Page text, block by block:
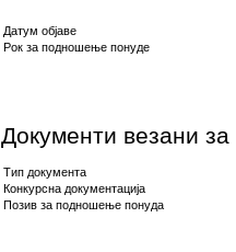
Датум објаве
Рок за подношење понуде
Документи везани за
Тип документа
Конкурсна документација
Позив за подношење понуда